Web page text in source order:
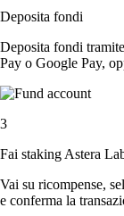
Deposita fondi
Deposita fondi
Pay o Google Pay,
3
Fai staking Astera
Vai su ricompense,
e conferma la